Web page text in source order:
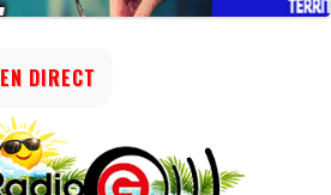
EN DIRECT